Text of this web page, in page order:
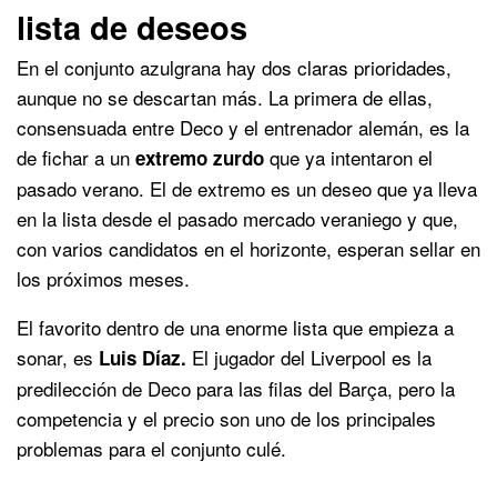
lista de deseos
En el conjunto azulgrana hay dos claras prioridades,
aunque no se descartan más. La primera de ellas,
consensuada entre Deco y el entrenador alemán, es la
de fichar a un extremo zurdo que ya intentaron el
pasado verano. El de extremo es un deseo que ya lleva
en la lista desde el pasado mercado veraniego y que,
con varios candidatos en el horizonte, esperan sellar en
los próximos meses.
El favorito dentro de una enorme lista que empieza a
sonar, es Luis Díaz. El jugador del Liverpool es la
predilección de Deco para las filas del Barça, pero la
competencia y el precio son uno de los principales
problemas para el conjunto culé.